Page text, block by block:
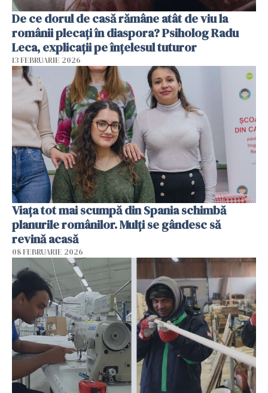
De ce dorul de casă rămâne atât de viu la
românii plecați în diaspora? Psiholog Radu
Leca, explicații pe înțelesul tuturor
13 FEBRUARIE 2026
Viața tot mai scumpă din Spania schimbă
planurile românilor. Mulți se gândesc să
revină acasă
08 FEBRUARIE 2026